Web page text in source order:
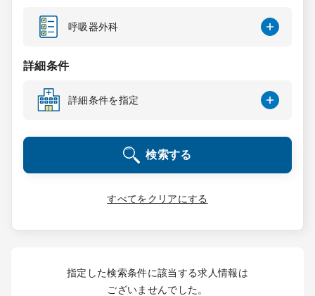
スポット検索
DtoDの転職・
コンサルタント
成功事例
転職ノウハウ
受付時間 9:00 ～ 18:00（平日）
呼吸器外科
詳細条件
詳細条件を指定
検索する
すべてをクリアにする
指定した検索条件に該当する求人情報は
ございませんでした。